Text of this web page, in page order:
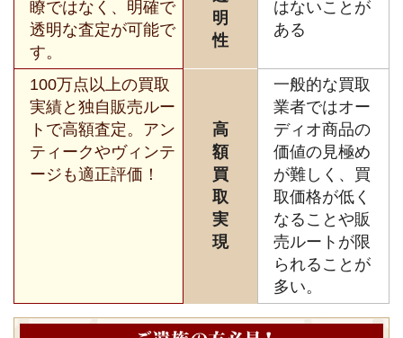
瞭ではなく、明確で
透明な査定が可能で
す。
明
性
はないことが
ある
100万点以上の買取
実績と独自販売ルー
トで高額査定。アン
ティークやヴィンテ
ージも適正評価！
高
額
買
取
実
現
一般的な買取
業者ではオー
ディオ商品の
価値の見極め
が難しく、買
取価格が低く
なることや販
売ルートが限
られることが
多い。